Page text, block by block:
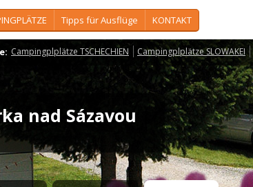
Tipps für Ausflüge KONTAKT
Campingplplätze TSCHECHIEN Campingplplätze SLOWAKEI
nad Sázavou